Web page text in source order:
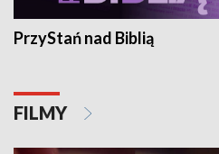
PrzyStań nad Biblią
FILMY